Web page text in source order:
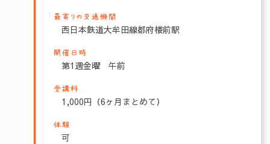
最寄りの交通機関
西日本鉄道大牟田線都府楼前駅
開催日時
第1週金曜 午前
受講料
1,000円（6ヶ月まとめて）
体験
可